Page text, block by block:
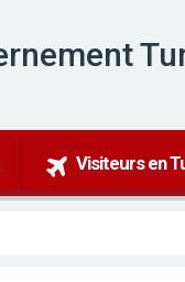
Visiteurs en